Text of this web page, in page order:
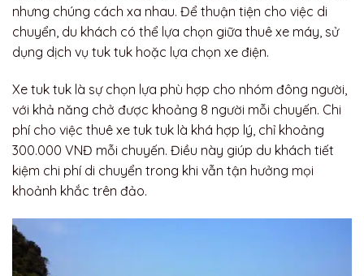
nhưng chúng cách xa nhau. Để thuận tiện cho việc di
chuyển, du khách có thể lựa chọn giữa thuê xe máy, sử
dụng dịch vụ tuk tuk hoặc lựa chọn xe điện.
Xe tuk tuk là sự chọn lựa phù hợp cho nhóm đông người,
với khả năng chở được khoảng 8 người mỗi chuyến. Chi
phí cho việc thuê xe tuk tuk là khá hợp lý, chỉ khoảng
300.000 VNĐ mỗi chuyến. Điều này giúp du khách tiết
kiệm chi phí di chuyển trong khi vẫn tận hưởng mọi
khoảnh khắc trên đảo.